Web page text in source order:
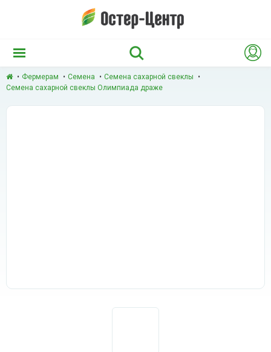
Фермерам Семена
Семена сахарной свеклы
Семена сахарной свеклы Олимпиада драже